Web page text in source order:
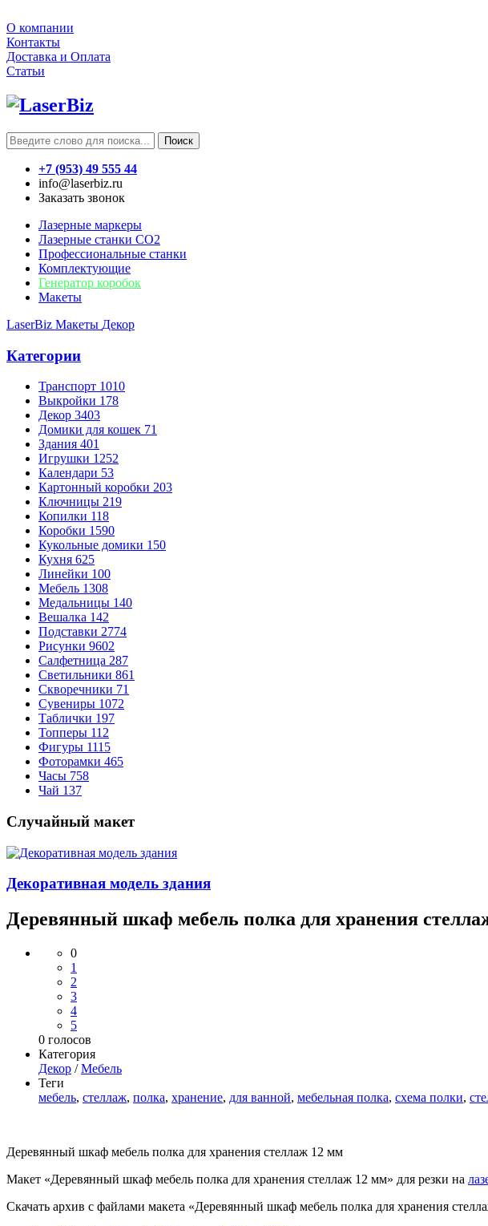
О компании
Контакты
Доставка и Оплата
Статьи
Поиск
+7 (953) 49 555 44
info@laserbiz.ru
Заказать звонок
Лазерные маркеры
Лазерные станки CO2
Профессиональные станки
Комплектующие
Генератор коробок
Макеты
LaserBiz Макеты Декор
Категории
Транспорт 1010
Выкройки 178
Декор 3403
Домики для кошек 71
Здания 401
Игрушки 1252
Календари 53
Картонный коробки 203
Ключницы 219
Копилки 118
Коробки 1590
Кукольные домики 150
Кухня 625
Линейки 100
Мебель 1308
Медальницы 140
Вешалка 142
Подставки 2774
Рисунки 9602
Салфетница 287
Светильники 861
Скворечники 71
Сувениры 1072
Таблички 197
Топперы 112
Фигуры 1115
Фоторамки 465
Часы 758
Чай 137
Случайный макет
Декоративная модель здания
Деревянный шкаф мебель полка для хранения
0
1
2
3
4
5
0 голосов
Категория
Декор /Мебель
Теги
мебель, стеллаж, полка, хранение, для ванной, мебельная полка, схема полки,
Деревянный шкаф мебель полка для хранения стеллаж 12 мм
Макет «Деревянный шкаф мебель полка для хранения стеллаж 12 мм» для резки на
Скачать архив с файлами макета «Деревянный шкаф мебель полка для хранения